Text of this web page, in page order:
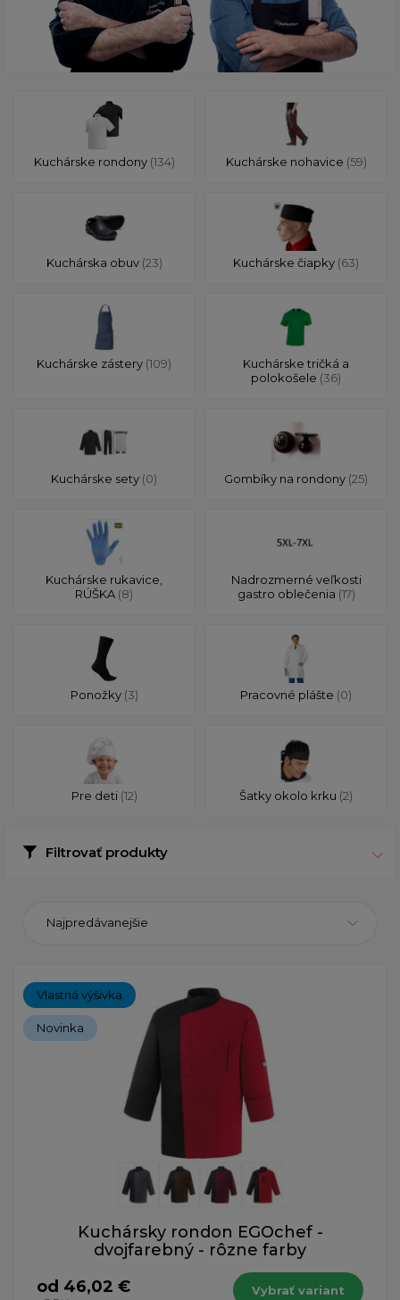
Kuchárske rondony (134) Kuchárske nohavice (59)
Kuchárska obuv (23) Kuchárske čiapky (63)
Kuchárske zástery (109)
Kuchárske tričká a
polokošele (36)
Kuchárske sety (0) Gombíky na rondony (25)
Kuchárske rukavice,
RÚŠKA (8)
Nadrozmerné veľkosti
gastro oblečenia (17)
Ponožky (3) Pracovné plášte (0)
Pre deti (12) Šatky okolo krku (2)
Filtrovať produkty
Najpredávanejšie
Vlastná výšivka
Novinka
Kuchársky rondon EGOchef -
dvojfarebný - rôzne farby
od 46,02 €
Vybrať variant